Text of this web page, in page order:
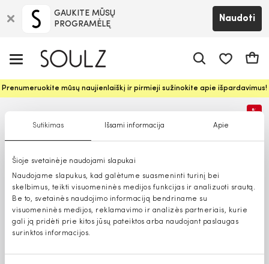
Sutikimas Išsami informacija Apie
Šioje svetainėje naudojami slapukai
Naudojame slapukus, kad galėtume suasmeninti turinį bei
skelbimus, teikti visuomeninės medijos funkcijas ir analizuoti srautą.
Be to, svetainės naudojimo informaciją bendriname su
visuomeninės medijos, reklamavimo ir analizės partneriais, kurie
gali ją pridėti prie kitos jūsų pateiktos arba naudojant paslaugas
surinktos informacijos.
GAUKITE MŪSŲ
PROGRAMĖLĘ
Naudoti
Prenumeruokite mūsų naujienlaiškį ir pirmieji sužinokite apie išpardavimus!
%